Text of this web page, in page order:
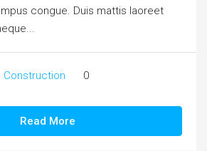
congue. Duis mattis laoreet
Construction 0
Read More